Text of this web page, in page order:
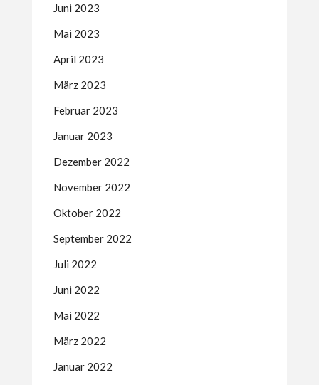
Juni 2023
Mai 2023
April 2023
März 2023
Februar 2023
Januar 2023
Dezember 2022
November 2022
Oktober 2022
September 2022
Juli 2022
Juni 2022
Mai 2022
März 2022
Januar 2022